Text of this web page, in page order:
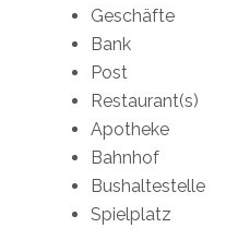
Geschäfte
Bank
Post
Restaurant(s)
Apotheke
Bahnhof
Bushaltestelle
Spielplatz